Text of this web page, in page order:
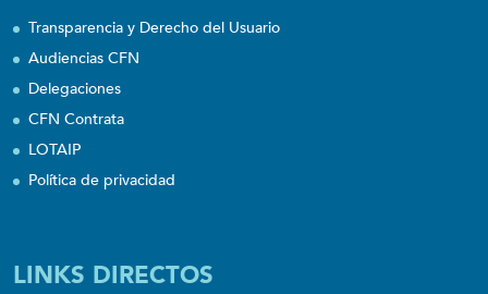
Transparencia y Derecho del Usuario
Audiencias CFN
Delegaciones
CFN Contrata
LOTAIP
Política de privacidad
LINKS DIRECTOS